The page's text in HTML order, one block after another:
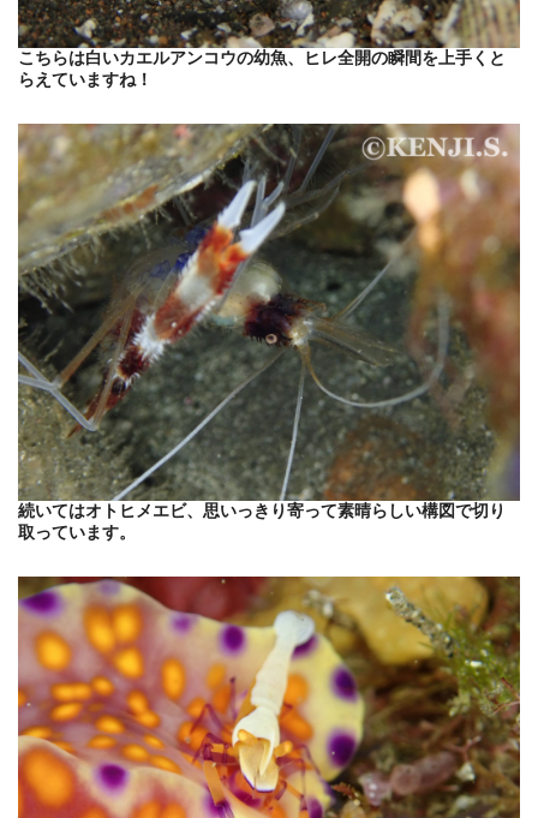
こちらは白いカエルアンコウの幼魚、ヒレ全開の瞬間を上手くと
らえていますね！
続いてはオトヒメエビ、思いっきり寄って素晴らしい構図で切り
取っています。